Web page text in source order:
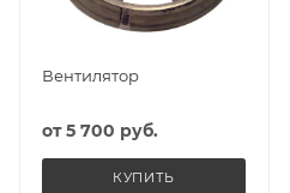
Вентилятор
от5 700 руб.
КУПИТЬ